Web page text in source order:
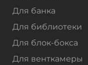
Для банка
Для библиотеки
Для блок-бокса
Для венткамеры